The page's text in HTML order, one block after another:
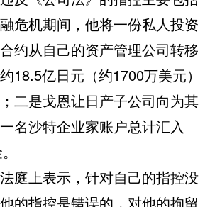
危机期间，他将一份私人投资
约从自己的资产管理公司转移
18.5亿日元（约1700万美元）
二是戈恩让日产子公司向为其
名沙特企业家账户总计汇入
上表示，针对自己的指控没
的指控是错误的，对他的拘留